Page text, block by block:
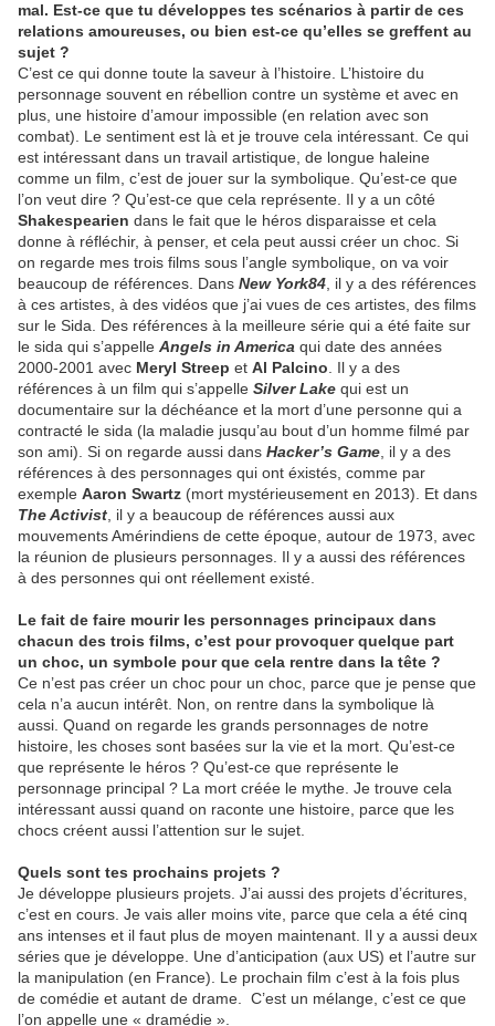
mal. Est-ce que tu développes tes scénarios à partir de ces
relations amoureuses, ou bien est-ce qu’elles se greffent au
sujet ?
C’est ce qui donne toute la saveur à l’histoire. L’histoire du
personnage souvent en rébellion contre un système et avec en
plus, une histoire d’amour impossible (en relation avec son
combat). Le sentiment est là et je trouve cela intéressant. Ce qui
est intéressant dans un travail artistique, de longue haleine
comme un film, c’est de jouer sur la symbolique. Qu’est-ce que
l’on veut dire ? Qu’est-ce que cela représente. Il y a un côté
Shakespearien dans le fait que le héros disparaisse et cela
donne à réfléchir, à penser, et cela peut aussi créer un choc. Si
on regarde mes trois films sous l’angle symbolique, on va voir
beaucoup de références. Dans New York84 , il y a des références
à ces artistes, à des vidéos que j’ai vues de ces artistes, des films
sur le Sida. Des références à la meilleure série qui a été faite sur
le sida qui s’appelle Angels in America qui date des années
2000-2001 avec Meryl Streep et Al Palcino . Il y a des
références à un film qui s’appelle Silver Lake qui est un
documentaire sur la déchéance et la mort d’une personne qui a
contracté le sida (la maladie jusqu’au bout d’un homme filmé par
son ami). Si on regarde aussi dans Hacker’s Game , il y a des
références à des personnages qui ont éxistés, comme par
exemple Aaron Swartz (mort mystérieusement en 2013). Et dans
The Activist , il y a beaucoup de références aussi aux
mouvements Amérindiens de cette époque, autour de 1973, avec
la réunion de plusieurs personnages. Il y a aussi des références
à des personnes qui ont réellement existé.
Le fait de faire mourir les personnages principaux dans
chacun des trois films, c’est pour provoquer quelque part
un choc, un symbole pour que cela rentre dans la tête ?
Ce n’est pas créer un choc pour un choc, parce que je pense que
cela n’a aucun intérêt. Non, on rentre dans la symbolique là
aussi. Quand on regarde les grands personnages de notre
histoire, les choses sont basées sur la vie et la mort. Qu’est-ce
que représente le héros ? Qu’est-ce que représente le
personnage principal ? La mort créée le mythe. Je trouve cela
intéressant aussi quand on raconte une histoire, parce que les
chocs créent aussi l’attention sur le sujet.
Quels sont tes prochains projets ?
Je développe plusieurs projets. J’ai aussi des projets d’écritures,
c’est en cours. Je vais aller moins vite, parce que cela a été cinq
ans intenses et il faut plus de moyen maintenant. Il y a aussi deux
séries que je développe. Une d’anticipation (aux US) et l’autre sur
la manipulation (en France). Le prochain film c’est à la fois plus
de comédie et autant de drame. C’est un mélange, c’est ce que
l’on appelle une « dramédie ».